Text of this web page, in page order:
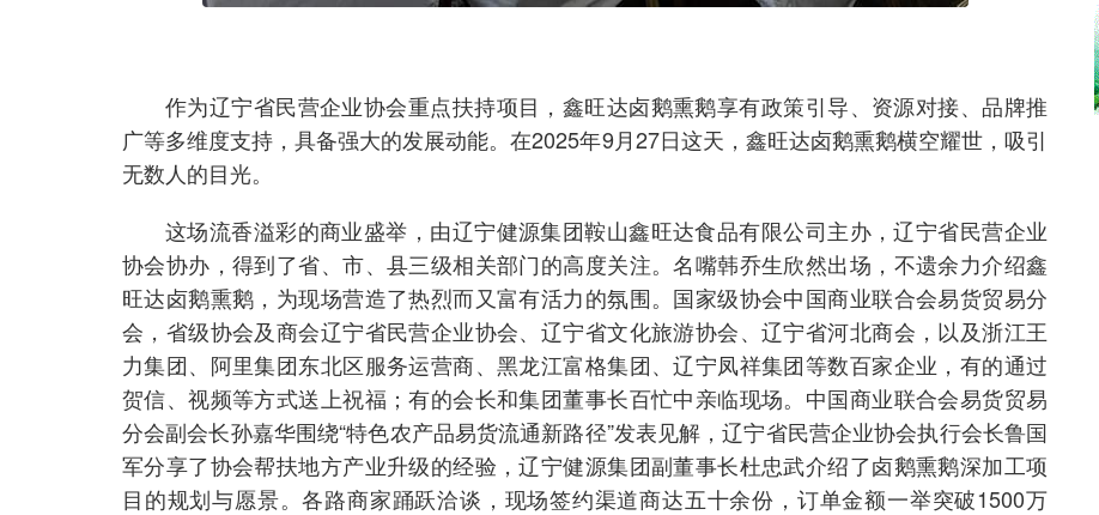
作为辽宁省民营企业协会重点扶持项目，鑫旺达卤鹅熏鹅享有政策引导、资源对接、品牌推
广等多维度支持，具备强大的发展动能。在2025年9月27日这天，鑫旺达卤鹅熏鹅横空耀世，吸引
无数人的目光。
这场流香溢彩的商业盛举，由辽宁健源集团鞍山鑫旺达食品有限公司主办，辽宁省民营企业
协会协办，得到了省、市、县三级相关部门的高度关注。名嘴韩乔生欣然出场，不遗余力介绍鑫
旺达卤鹅熏鹅，为现场营造了热烈而又富有活力的氛围。国家级协会中国商业联合会易货贸易分
会，省级协会及商会辽宁省民营企业协会、辽宁省文化旅游协会、辽宁省河北商会，以及浙江王
力集团、阿里集团东北区服务运营商、黑龙江富格集团、辽宁凤祥集团等数百家企业，有的通过
贺信、视频等方式送上祝福；有的会长和集团董事长百忙中亲临现场。中国商业联合会易货贸易
分会副会长孙嘉华围绕“特色农产品易货流通新路径”发表见解，辽宁省民营企业协会执行会长鲁国
军分享了协会帮扶地方产业升级的经验，辽宁健源集团副董事长杜忠武介绍了卤鹅熏鹅深加工项
目的规划与愿景。各路商家踊跃洽谈，现场签约渠道商达五十余份，订单金额一举突破1500万